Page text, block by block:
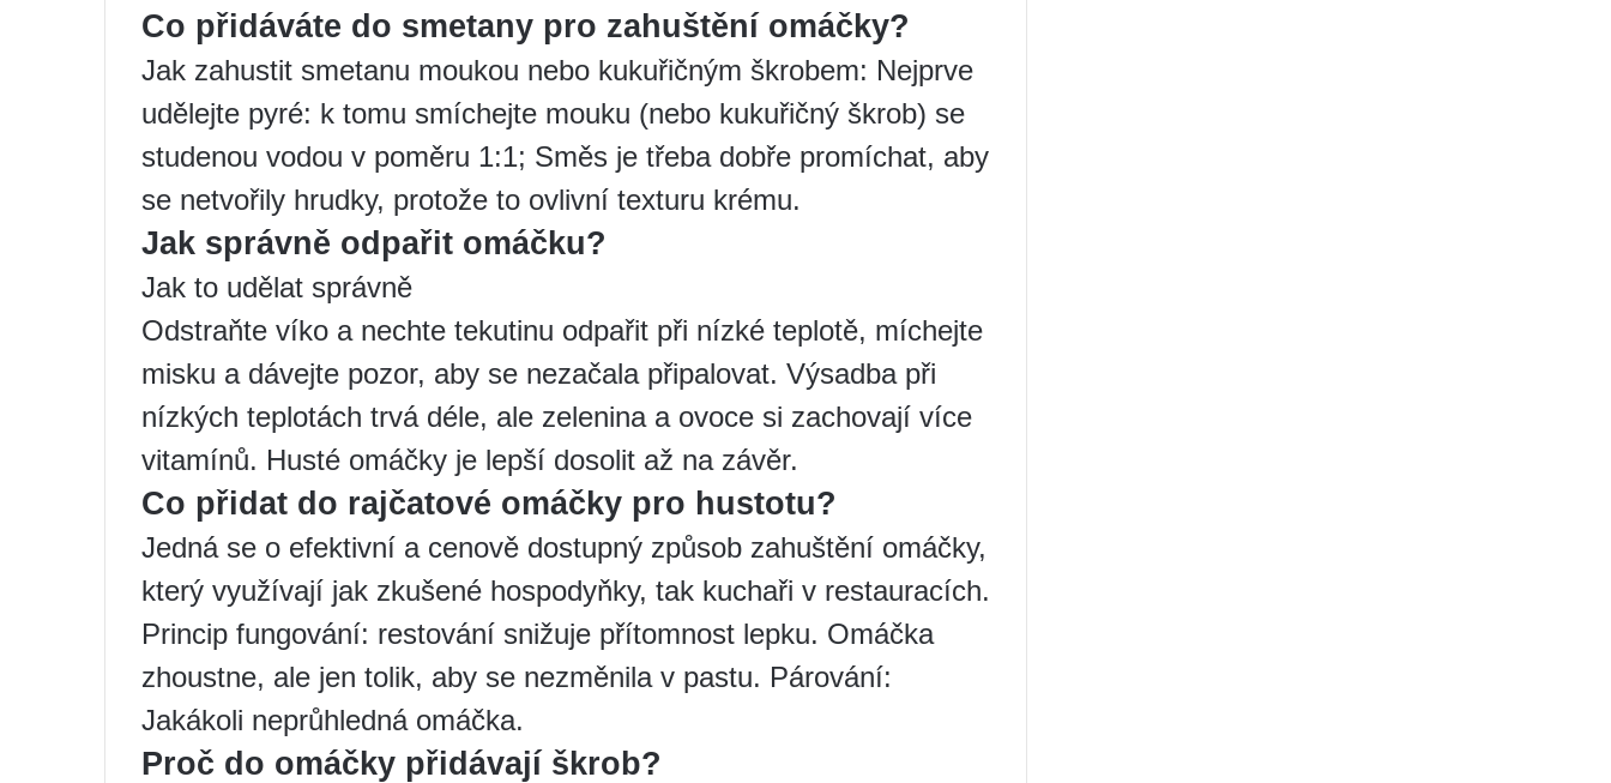
Co přidáváte do smetany pro zahuštění omáčky?
Jak zahustit smetanu moukou nebo kukuřičným škrobem: Nejprve
udělejte pyré: k tomu smíchejte mouku (nebo kukuřičný škrob) se
studenou vodou v poměru 1:1; Směs je třeba dobře promíchat, aby
se netvořily hrudky, protože to ovlivní texturu krému.
Jak správně odpařit omáčku?
Jak to udělat správně
Odstraňte víko a nechte tekutinu odpařit při nízké teplotě, míchejte
misku a dávejte pozor, aby se nezačala připalovat. Výsadba při
nízkých teplotách trvá déle, ale zelenina a ovoce si zachovají více
vitamínů. Husté omáčky je lepší dosolit až na závěr.
Co přidat do rajčatové omáčky pro hustotu?
Jedná se o efektivní a cenově dostupný způsob zahuštění omáčky,
který využívají jak zkušené hospodyňky, tak kuchaři v restauracích.
Princip fungování: restování snižuje přítomnost lepku. Omáčka
zhoustne, ale jen tolik, aby se nezměnila v pastu. Párování:
Jakákoli neprůhledná omáčka.
Proč do omáčky přidávají škrob?